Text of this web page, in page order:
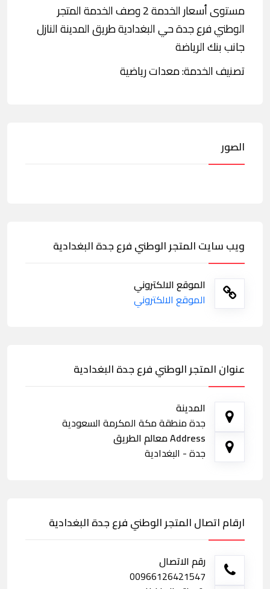
مستوى أسعار الخدمة 2 وصف الخدمة المتجر
الوطني فرع جدة حي البغدادية طريق المدينة النازل
جانب بنك الرياضة
تصنيف الخدمة: معدات رياضية
الصور
ويب سايت المتجر الوطني فرع جدة البغدادية
الموقع الالكتروني
الموقع الالكتروني
عنوان المتجر الوطني فرع جدة البغدادية
المدينة
جدة منطقة مكة المكرمة السعودية
Address معالم الطريق
جدة - البغدادية
ارقام اتصال المتجر الوطني فرع جدة البغدادية
رقم الاتصال
00966126421547